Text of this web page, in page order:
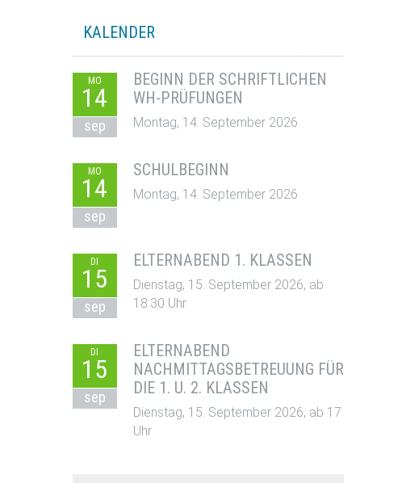
KALENDER
MO
14
sep
BEGINN DER SCHRIFTLICHEN
WH-PRÜFUNGEN
Montag, 14. September 2026
MO
14
sep
SCHULBEGINN
Montag, 14. September 2026
DI
15
sep
ELTERNABEND 1. KLASSEN
Dienstag, 15. September 2026, ab
18:30 Uhr
DI
15
sep
ELTERNABEND
NACHMITTAGSBETREUUNG FÜR
DIE 1. U. 2. KLASSEN
Dienstag, 15. September 2026, ab 17
Uhr